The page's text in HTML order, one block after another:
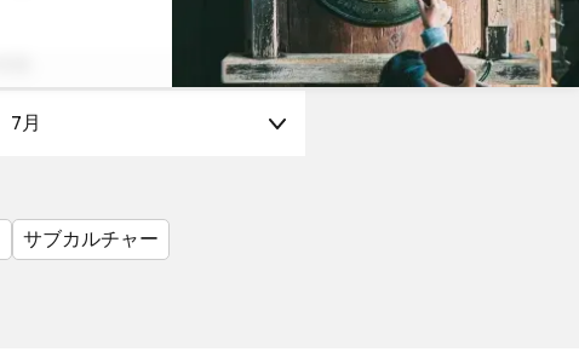
7月
サブカルチャー